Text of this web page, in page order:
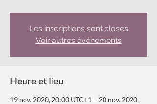
Les inscriptions sont closes
Voir autres événements
Heure et lieu
19 nov. 2020, 20:00 UTC+1 – 20 nov. 2020,